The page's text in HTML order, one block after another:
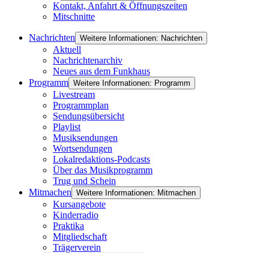
Kontakt, Anfahrt & Öffnungszeiten
Mitschnitte
Nachrichten Weitere Informationen: Nachrichten
Aktuell
Nachrichtenarchiv
Neues aus dem Funkhaus
Programm Weitere Informationen: Programm
Livestream
Programmplan
Sendungsübersicht
Playlist
Musiksendungen
Wortsendungen
Lokalredaktions-Podcasts
Über das Musikprogramm
Trug und Schein
Mitmachen Weitere Informationen: Mitmachen
Kursangebote
Kinderradio
Praktika
Mitgliedschaft
Trägerverein